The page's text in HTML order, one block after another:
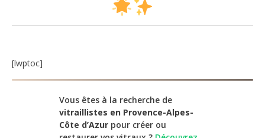
[lwptoc]
Vous êtes à la recherche de
vitraillistes en Provence-Alpes-
Côte d’Azur pour créer ou